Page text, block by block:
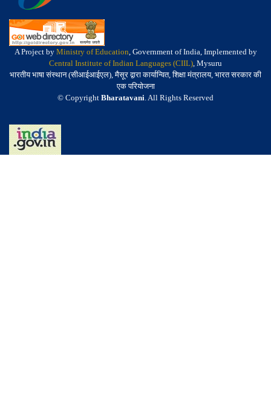
A Project by Ministry of Education, Government of India, Implemented by
Central Institute of Indian Languages (CIIL), Mysuru
भारतीय भाषा संस्थान (सीआईआईएल), मैसूर द्वारा कार्यान्वित, शिक्षा मंत्रालय, भारत सरकार की
एक परियोजना
© Copyright Bharatavani. All Rights Reserved